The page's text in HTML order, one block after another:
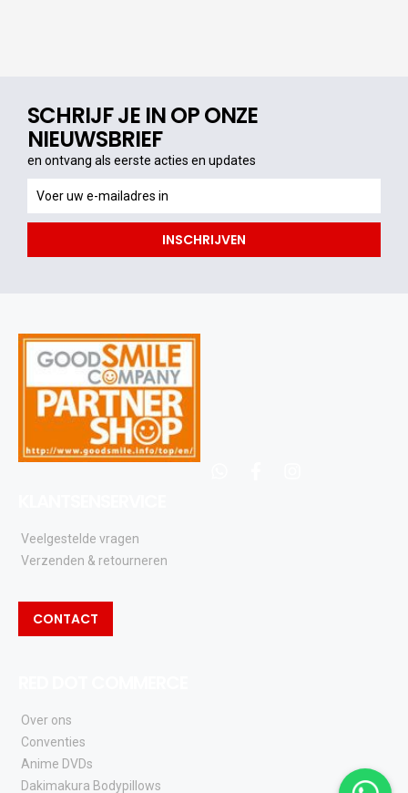
SCHRIJF JE IN OP ONZE
NIEUWSBRIEF
en ontvang als eerste acties en updates
ontvang
als
acties
INSCHRIJVEN
Veelgestelde vragen
Verzenden & retourneren
CONTACT
Over ons
Conventies
Anime DVDs
Dakimakura Bodypillows